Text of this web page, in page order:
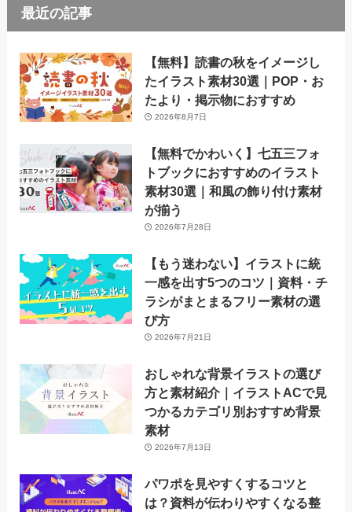
最近の記事
【無料】読書の秋をイメージし
たイラスト素材30選｜POP・お
たより・掲示物におすすめ
2026年8月7日
【無料でかわいく】七五三フォ
トブックにおすすめのイラスト
素材30選｜和風の飾り付け素材
が揃う
2026年7月28日
【もう迷わない】イラストに統
一感を出す5つのコツ｜資料・チ
ラシがまとまるフリー素材の選
び方
2026年7月21日
おしゃれな背景イラストの選び
方と素材紹介｜イラストACで見
つかるカテゴリ別おすすめ背景
素材
2026年7月13日
パワポを見やすくするコツと
は？資料が伝わりやすくなる整